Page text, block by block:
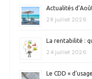
Actualités
28 juillet 2026
La rentabilité :
24 juillet 2026
Le CDD «